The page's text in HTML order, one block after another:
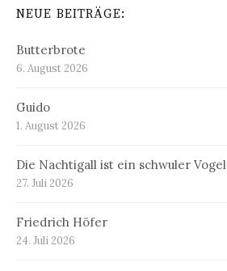
NEUE BEITRÄGE:
Butterbrote
6. August 2026
Guido
1. August 2026
Die Nachtigall ist ein schwuler Vogel
27. Juli 2026
Friedrich Höfer
24. Juli 2026